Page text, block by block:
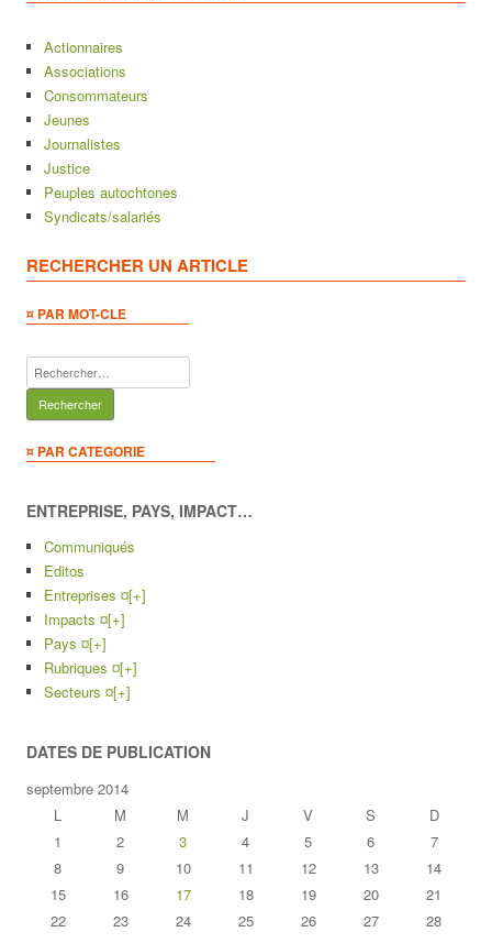
Actionnaires
Associations
Consommateurs
Jeunes
Journalistes
Justice
Peuples autochtones
Syndicats/salariés
RECHERCHER UN ARTICLE
¤ PAR MOT-CLE
Rechercher :
¤ PAR CATEGORIE
ENTREPRISE, PAYS, IMPACT…
Communiqués
Editos
Entreprises ¤[+]
Impacts ¤[+]
Pays ¤[+]
Rubriques ¤[+]
Secteurs ¤[+]
DATES DE PUBLICATION
septembre 2014
L
M M J V S
D
1
2 3 4 5 6
7
8
9 10 11 12 13
14
15
16 17 18 19 20
21
22
23 24 25 26 27
28